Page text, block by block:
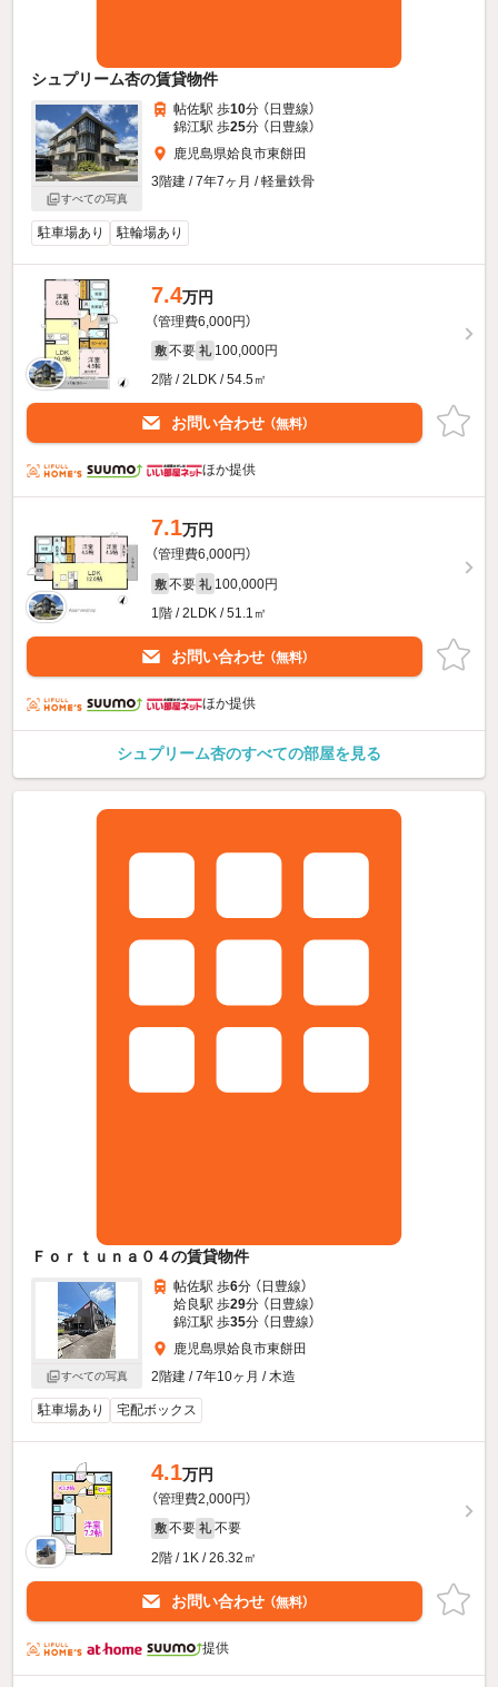
シュプリーム杏の賃貸物件
すべての写真
帖佐駅 歩10分 （日豊線）
錦江駅 歩25分 （日豊線）
鹿児島県姶良市東餅田
3階建 / 7年7ヶ月 / 軽量鉄骨
駐車場あり 駐輪場あり
7.4万円
（管理費6,000円）
敷 不要 礼 100,000円
2階 / 2LDK / 54.5㎡
お問い合わせ （無料）
ほか提供
7.1万円
（管理費6,000円）
敷 不要 礼 100,000円
1階 / 2LDK / 51.1㎡
お問い合わせ （無料）
ほか提供
シュプリーム杏のすべての部屋を見る
Ｆｏｒｔｕｎａ０４の賃貸物件
すべての写真
帖佐駅 歩6分 （日豊線）
姶良駅 歩29分 （日豊線）
錦江駅 歩35分 （日豊線）
鹿児島県姶良市東餅田
2階建 / 7年10ヶ月 / 木造
駐車場あり 宅配ボックス
4.1万円
（管理費2,000円）
敷 不要 礼 不要
2階 / 1K / 26.32㎡
お問い合わせ （無料）
提供